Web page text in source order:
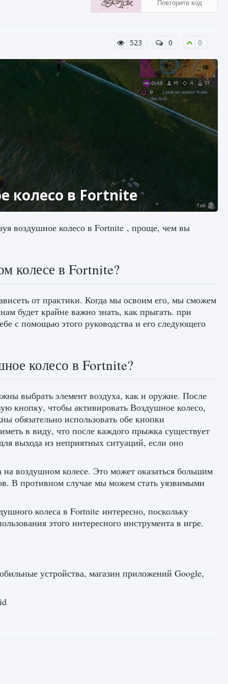
523 0 0
колесо в Fortnite
воздушное колесо в Fortnite , проще, чем вы
колесе в Fortnite?
от практики. Когда мы освоим его, мы сможем
будет крайне важно знать, как прыгать. при
с помощью этого руководства и его следующего
колесо в Fortnite?
выбрать элемент воздуха, как и оружие. После
кнопку, чтобы активировать Воздушное колесо,
использовать обе кнопки
в виду, что после каждого прыжка существует
выхода из неприятных ситуаций, если оно
воздушном колесе. Это может оказаться большим
В противном случае мы можем стать уязвимыми
колеса в Fortnite интересно, поскольку
этого интересного инструмента в игре.
устройства, магазин приложений Google,